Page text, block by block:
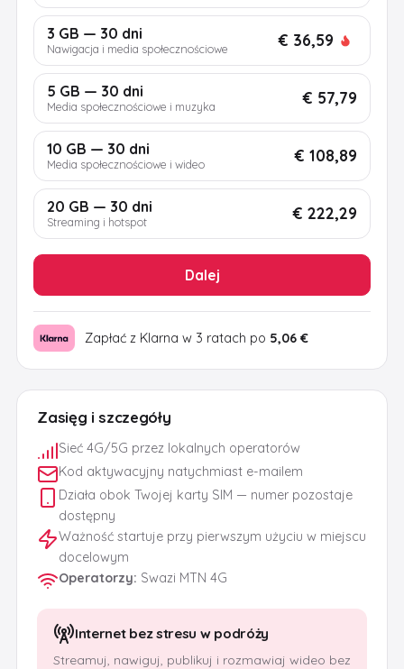
Zasięg i szczegóły
Sieć 4G/5G przez lokalnych operatorów
Kod aktywacyjny natychmiast e-mailem
Działa obok Twojej karty SIM — numer pozostaje
dostępny
Ważność startuje przy pierwszym użyciu w miejscu
docelowym
Operatorzy: Swazi MTN 4G
Internet bez stresu w podróży
Streamuj, nawiguj, publikuj i rozmawiaj wideo bez
3 GB — 30 dni
Nawigacja i media społecznościowe € 36,59
5 GB — 30 dni
Media społecznościowe i muzyka € 57,79
10 GB — 30 dni
Media społecznościowe i wideo € 108,89
20 GB — 30 dni
Streaming i hotspot € 222,29
Dalej
Zapłać z Klarna w 3 ratach po 5,06 €